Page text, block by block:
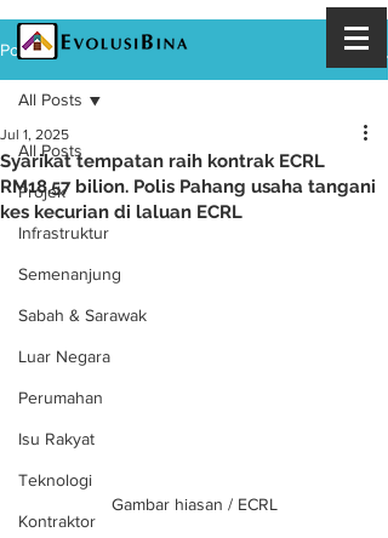
Post
All Posts
Projek
Infrastruktur
Semenanjung
Sabah & Sarawak
Luar Negara
Perumahan
Isu Rakyat
Teknologi
Kontraktor
All Posts
Syarikat tempatan raih kontrak ECRL
RM18.57 bilion. Polis Pahang usaha tangani
kes kecurian di laluan ECRL
Jul 1, 2025
Gambar hiasan / ECRL